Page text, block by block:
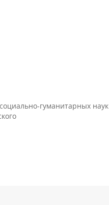
гуманитарных наук